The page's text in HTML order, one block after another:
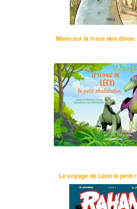
Mimo sur la trace des dinos:
Le voyage de Léon le petit